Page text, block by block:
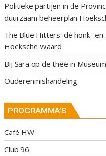
Politieke partijen in de
duurzaam beheerplan
The Blue Hitters: dé honk-
Hoeksche Waard
Bij Sara op de thee in
Ouderenmishandeling
PROGRAMMA’S
Café HW
Club 96